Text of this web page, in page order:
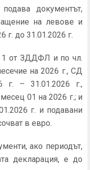
документът,
на левове и
г. до 31.01.2026 г.
1 от ЗДДФЛ и по чл.
на 2026 г., СД
г. – 31.01.2026 г.,
01 на 2026 г.; и
г. и подавани
в евро.
ако периодът,
декларация, е до